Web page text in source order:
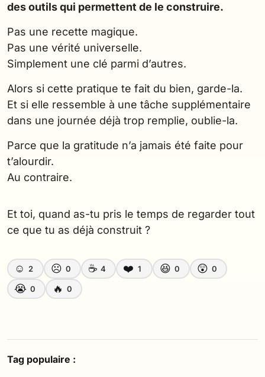
des outils qui permettent de le construire.
Pas une recette magique.
Pas une vérité universelle.
Simplement une clé parmi d’autres.
Alors si cette pratique te fait du bien, garde-la.
Et si elle ressemble à une tâche supplémentaire
dans une journée déjà trop remplie, oublie-la.
Parce que la gratitude n’a jamais été faite pour
t’alourdir.
Au contraire.
Et toi, quand as-tu pris le temps de regarder tout
ce que tu as déjà construit ?
☺️ 2 ☹️ 0 ☕ 4 ❤️ 1 😆 0 😲 0
😭 0 🔥 0
Tag populaire :